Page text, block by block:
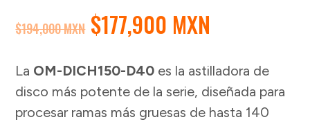
$194,000 MXN EL
PRECIO
ORIGINAL
ERA:
$194,000 MXN.
$177,900 MXN
ACTUAL
ES:
$177,900
La OM-DICH150-D40 es la astilladora de
disco más potente de la serie, diseñada para
procesar ramas más gruesas de hasta 140